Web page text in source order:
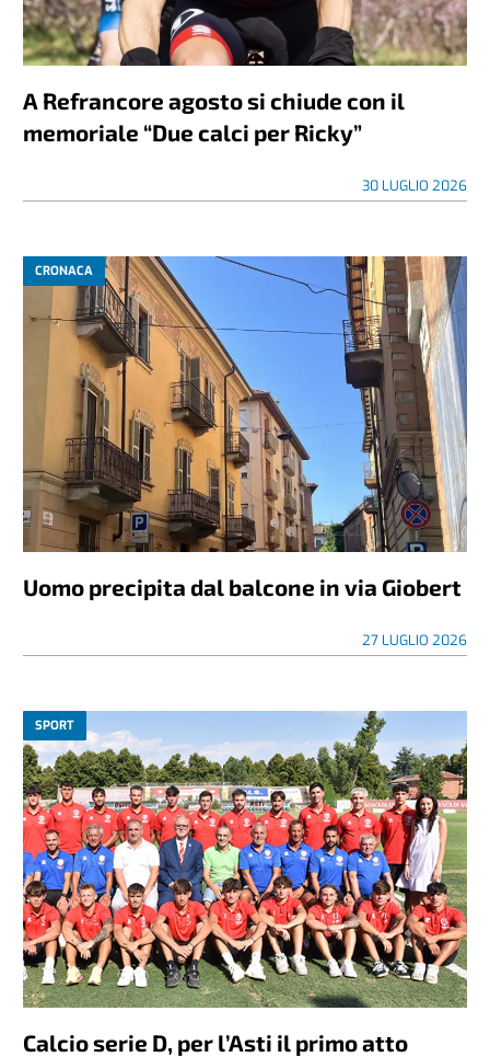
A Refrancore agosto si chiude con il
memoriale “Due calci per Ricky”
30 LUGLIO 2026
CRONACA
Uomo precipita dal balcone in via Giobert
27 LUGLIO 2026
SPORT
Calcio serie D, per l’Asti il primo atto